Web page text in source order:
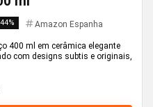
Amazon Espanha
400 ml em cerâmica elegante
com designs subtis e originais,